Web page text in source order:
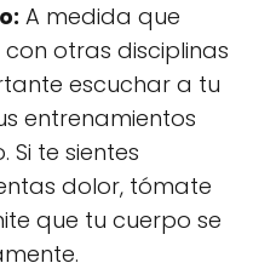
A medida que
otras disciplinas
escuchar a tu
entrenamientos
Si te sientes
dolor, tómate
que tu cuerpo se